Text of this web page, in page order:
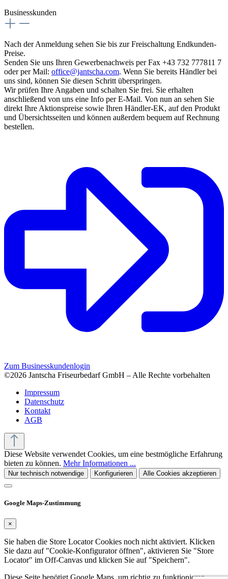
Businesskunden
Nach der Anmeldung sehen Sie bis zur Freischaltung Endkunden-
Preise.
Senden Sie uns Ihren Gewerbenachweis per Fax +43 732 777811 7
oder per Mail: office@jantscha.com. Wenn Sie bereits Händler bei
uns sind, können Sie diesen Schritt überspringen.
Wir prüfen Ihre Angaben und schalten Sie frei. Sie erhalten
anschließend von uns eine Info per E-Mail. Von nun an sehen Sie
direkt Ihre Aktionspreise sowie Ihren Händler-EK, auf den Produkt
und Übersichtsseiten und können außerdem bequem auf Rechnung
bestellen.
Zum Businesskundenlogin
©2026 Jantscha Friseurbedarf GmbH – Alle Rechte vorbehalten
Impressum
Datenschutz
Kontakt
AGB
Diese Website verwendet Cookies, um eine bestmögliche Erfahrung
bieten zu können. Mehr Informationen ...
Nur technisch notwendige Konfigurieren Alle Cookies akzeptieren
Google Maps-Zustimmung
×
Sie haben die Store Locator Cookies noch nicht aktiviert. Klicken
Sie dazu auf "Cookie-Konfigurator öffnen", aktivieren Sie "Store
Locator" im Off-Canvas und klicken Sie auf "Speichern".